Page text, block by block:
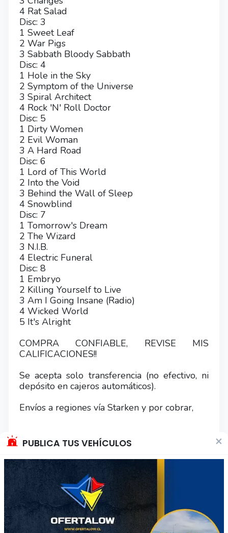
PUBLICA TUS VEHÍCULOS ×
4 Rat Salad
Disc: 3
1 Sweet Leaf
2 War Pigs
3 Sabbath Bloody Sabbath
Disc: 4
1 Hole in the Sky
2 Symptom of the Universe
3 Spiral Architect
4 Rock 'N' Roll Doctor
Disc: 5
1 Dirty Women
2 Evil Woman
3 A Hard Road
Disc: 6
1 Lord of This World
2 Into the Void
3 Behind the Wall of Sleep
4 Snowblind
Disc: 7
1 Tomorrow's Dream
2 The Wizard
3 N.I.B.
4 Electric Funeral
Disc: 8
1 Embryo
2 Killing Yourself to Live
3 Am I Going Insane (Radio)
4 Wicked World
5 It's Alright
COMPRA CONFIABLE, REVISE MIS
CALIFICACIONES!!
Se acepta solo transferencia (no efectivo, ni
depósito en cajeros automáticos).
Envíos a regiones vía Starken y por cobrar,
Otros productos del vendedor
39 56